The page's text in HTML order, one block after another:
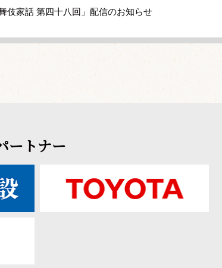
伎家話 第四十八回」配信のお知らせ
ートナー